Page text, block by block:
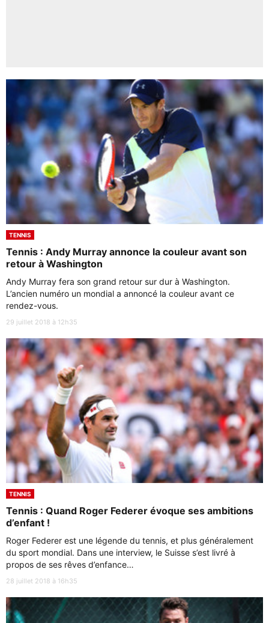
TENNIS
Tennis : Andy Murray annonce la couleur avant son
retour à Washington
Andy Murray fera son grand retour sur dur à Washington.
L’ancien numéro un mondial a annoncé la couleur avant ce
rendez-vous.
29 juillet 2018 à 12h35
TENNIS
Tennis : Quand Roger Federer évoque ses ambitions
d’enfant !
Roger Federer est une légende du tennis, et plus généralement
du sport mondial. Dans une interview, le Suisse s’est livré à
propos de ses rêves d’enfance…
28 juillet 2018 à 16h35